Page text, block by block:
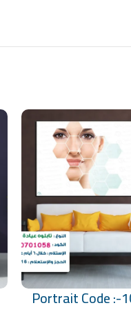
Portrait Code :-